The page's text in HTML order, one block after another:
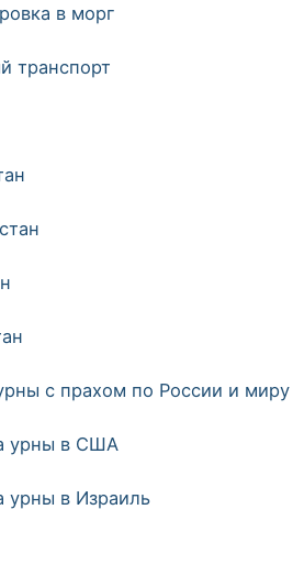
в морг
транспорт
с прахом по России и миру
урны в США
урны в Израиль